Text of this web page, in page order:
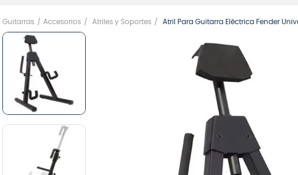
Guitarras Accesorios Atriles y Soportes Atril Para Guitarra Eléctrica Fender
1.
guitarra
2
4
guitarra
8.
micrófono